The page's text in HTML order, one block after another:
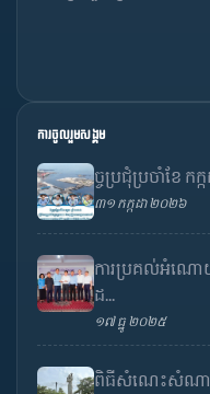
ការចូលរួមសង្គម
ច្ចប្រជុំប្រចាំខែ ក
៣១ កក្កដា ២០២៦
ការប្រគល់អំណោយ
ដ...
១៧ ធ្នូ ២០២៥
ពិធីសំណេះសំណា